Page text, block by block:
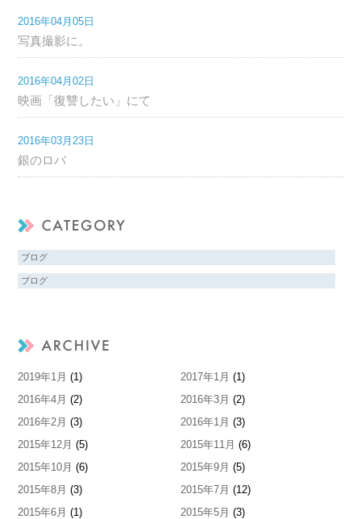
2016年04月05日
写真撮影に。
2016年04月02日
映画「復讐したい」にて
2016年03月23日
銀のロバ
ブログ
ブログ
2019年1月 (1) 2017年1月 (1)
2016年4月 (2) 2016年3月 (2)
2016年2月 (3) 2016年1月 (3)
2015年12月 (5) 2015年11月 (6)
2015年10月 (6) 2015年9月 (5)
2015年8月 (3) 2015年7月 (12)
2015年6月 (1) 2015年5月 (3)